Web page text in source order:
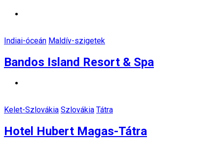
Indiai-óceán Maldív-szigetek
Bandos Island Resort & Spa
Kelet-Szlovákia Szlovákia Tátra
Hotel Hubert Magas-Tátra